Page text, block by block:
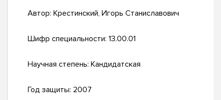
Автор: Крестинский, Игорь Станиславович
Шифр специальности: 13.00.01
Научная степень: Кандидатская
Год защиты: 2007